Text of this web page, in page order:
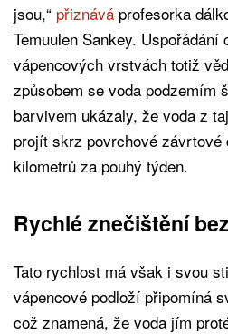
jsou,“ přiznává profesorka
Temuulen Sankey. Uspořádání
vápencových vrstvách totiž
způsobem se voda podzemím
barvivem ukázaly, že voda z
projít skrz povrchové
kilometrů za pouhý týden.
Rychlé znečištění
Tato rychlost má však i svou
vápencové podloží připomíná
což znamená, že voda jím